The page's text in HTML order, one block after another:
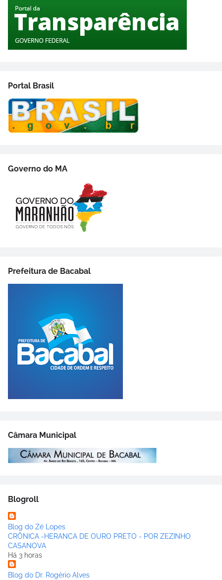
Portal Brasil
Governo do MA
Prefeitura de Bacabal
Câmara Municipal
Blogroll
Blog do Zé Lopes
CRÔNICA -HERANCA DE OURO PRETO - POR ZEZINHO
CASANOVA
Há 3 horas
Blog do Dr. Rogério Alves